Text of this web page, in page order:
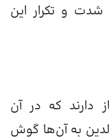
شدت و تکرار این
دارند که در آن
به آن‌ها گوش